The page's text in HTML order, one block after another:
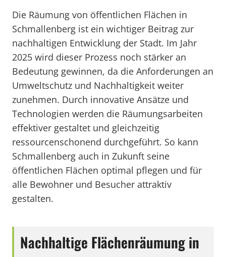
Die Räumung von öffentlichen Flächen in
Schmallenberg ist ein wichtiger Beitrag zur
nachhaltigen Entwicklung der Stadt. Im Jahr
2025 wird dieser Prozess noch stärker an
Bedeutung gewinnen, da die Anforderungen an
Umweltschutz und Nachhaltigkeit weiter
zunehmen. Durch innovative Ansätze und
Technologien werden die Räumungsarbeiten
effektiver gestaltet und gleichzeitig
ressourcenschonend durchgeführt. So kann
Schmallenberg auch in Zukunft seine
öffentlichen Flächen optimal pflegen und für
alle Bewohner und Besucher attraktiv
gestalten.
Nachhaltige Flächenräumung in